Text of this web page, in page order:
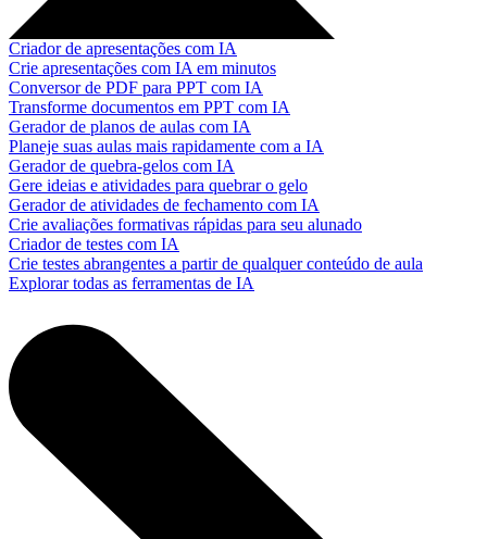
Criador de apresentações com IA
Crie apresentações com IA em minutos
Conversor de PDF para PPT com IA
Transforme documentos em PPT com IA
Gerador de planos de aulas com IA
Planeje suas aulas mais rapidamente com a IA
Gerador de quebra-gelos com IA
Gere ideias e atividades para quebrar o gelo
Gerador de atividades de fechamento com IA
Crie avaliações formativas rápidas para seu alunado
Criador de testes com IA
Crie testes abrangentes a partir de qualquer conteúdo de aula
Explorar todas as ferramentas de IA